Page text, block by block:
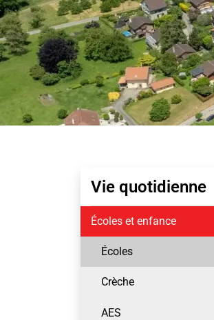
Sous-
Vie quotidienne
Écoles et enfance
Écoles
Crèche
AES